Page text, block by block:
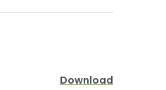
Download